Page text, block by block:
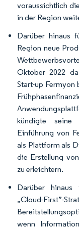
voraussichtlich
in der Region
Darüber hinaus
Region neue
Oktober 2022
Start-up Fermyon
kündigte seine
Einführung von
als Plattform als
die Erstellung
zu erleichtern.
Darüber hinaus
„Cloud-First”-
wenn